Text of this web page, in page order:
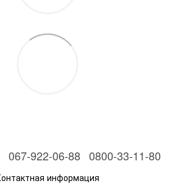
067-922-06-88 0800-33-11-80
информация